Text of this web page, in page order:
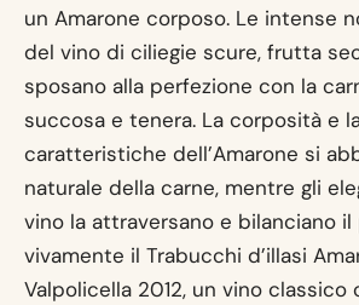
un Amarone corposo. Le intense
del vino di ciliegie scure, frutta
sposano alla perfezione con la
succosa e tenera. La corposità e
caratteristiche dell’Amarone si
naturale della carne, mentre gli
vino la attraversano e bilanciano
vivamente il Trabucchi d’illasi
Valpolicella 2012, un vino classico